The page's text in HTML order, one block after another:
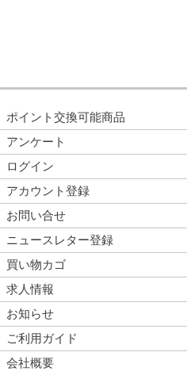
ポイント交換可能商品
アンケート
ログイン
アカウント登録
お問い合せ
ニュースレター登録
買い物カゴ
求人情報
お知らせ
ご利用ガイド
会社概要